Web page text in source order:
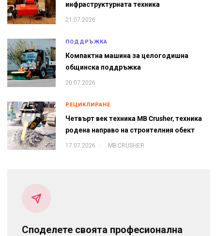
инфраструктурната техника
21.07.2026
ПОДДРЪЖКА
Компактна машина за целогодишна
общинска поддръжка
20.07.2026
РЕЦИКЛИРАНЕ
Четвърт век техника MB Crusher, техника
родена направо на строителния обект
17.07.2026 MB CRUSHER
Споделете своята професионална